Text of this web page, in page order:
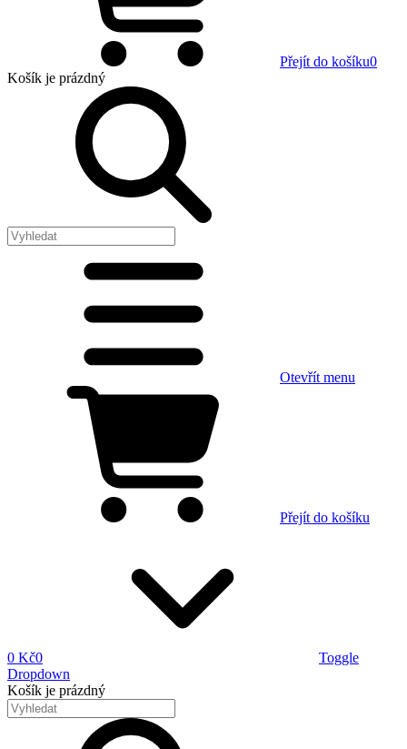
Přejít do košíku0
Košík je prázdný
Otevřít menu
Přejít do košíku
0 Kč0
Toggle
Dropdown
Košík je prázdný